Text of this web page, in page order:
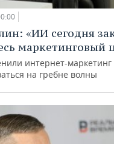
«ИИ сегодня
маркетинговый
интернет-маркетинг
на гребне волны